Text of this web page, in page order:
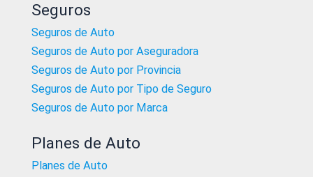
Seguros
Seguros de Auto
Seguros de Auto por Aseguradora
Seguros de Auto por Provincia
Seguros de Auto por Tipo de Seguro
Seguros de Auto por Marca
Planes de Auto
Planes de Auto